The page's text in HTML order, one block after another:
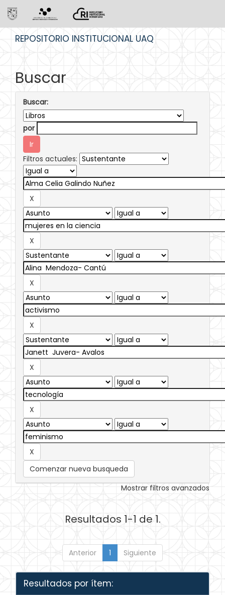
REPOSITORIO INSTITUCIONAL UAQ
Buscar
Buscar:
por
Filtros actuales:
Comenzar nueva busqueda
Mostrar filtros avanzados
Resultados 1-1 de 1.
Anterior 1 Siguiente
Resultados por ítem: